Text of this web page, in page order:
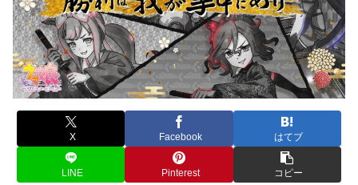
X Facebook はてブ
LINE Pinterest コピー